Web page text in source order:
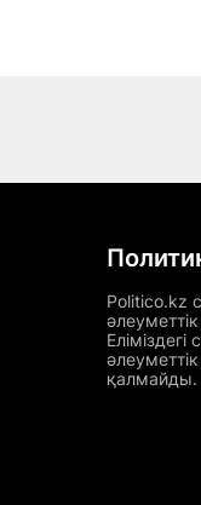
Politico.kz
қалмайды.